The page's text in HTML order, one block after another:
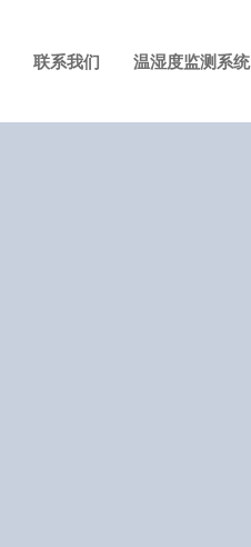
联系我们 温湿度监测系统